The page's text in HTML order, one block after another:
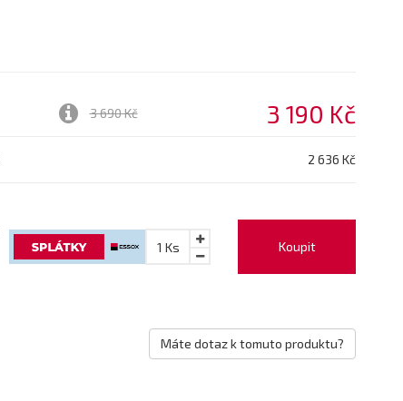
3 690 Kč 3 190 Kč
2 636 Kč
Koupit
1 Ks
Máte dotaz k tomuto produktu?